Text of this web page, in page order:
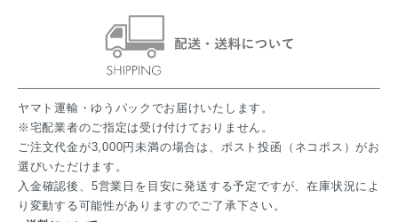
ヤマト運輸・ゆうパックでお届けいたします。
※宅配業者のご指定は受け付けておりません。
ご注文代金が3,000円未満の場合は、ポスト投函（ネコポス）がお
選びいただけます。
入金確認後、5営業日を目安に発送する予定ですが、在庫状況によ
り変動する可能性がありますのでご了承下さい。